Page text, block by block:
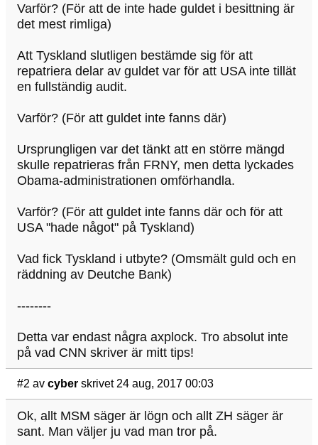
Varför? (För att de inte hade guldet i besittning är
det mest rimliga)
Att Tyskland slutligen bestämde sig för att
repatriera delar av guldet var för att USA inte tillät
en fullständig audit.
Varför? (För att guldet inte fanns där)
Ursprungligen var det tänkt att en större mängd
skulle repatrieras från FRNY, men detta lyckades
Obama-administrationen omförhandla.
Varför? (För att guldet inte fanns där och för att
USA "hade något" på Tyskland)
Vad fick Tyskland i utbyte? (Omsmält guld och en
räddning av Deutche Bank)
--------
Detta var endast några axplock. Tro absolut inte
på vad CNN skriver är mitt tips!
#2 av cyber skrivet 24 aug, 2017 00:03
Ok, allt MSM säger är lögn och allt ZH säger är
sant. Man väljer ju vad man tror på.